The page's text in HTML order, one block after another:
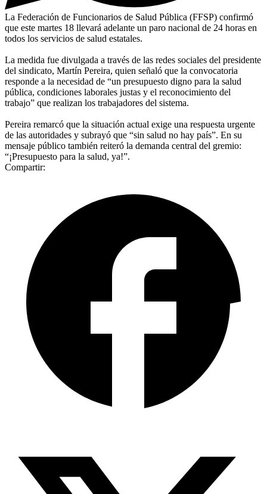
La Federación de Funcionarios de Salud Pública (FFSP) confirmó
que este martes 18 llevará adelante un paro nacional de 24 horas en
todos los servicios de salud estatales.
La medida fue divulgada a través de las redes sociales del presidente
del sindicato, Martín Pereira, quien señaló que la convocatoria
responde a la necesidad de “un presupuesto digno para la salud
pública, condiciones laborales justas y el reconocimiento del
trabajo” que realizan los trabajadores del sistema.
Pereira remarcó que la situación actual exige una respuesta urgente
de las autoridades y subrayó que “sin salud no hay país”. En su
mensaje público también reiteró la demanda central del gremio:
“¡Presupuesto para la salud, ya!”.
Compartir: